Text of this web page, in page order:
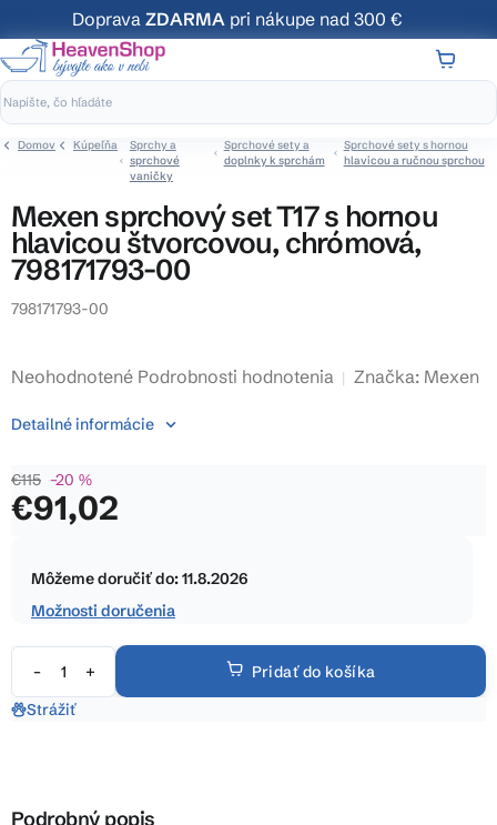
na
obsah
Doprava ZDARMA pri nákupe nad 300 €
Domov Kúpeľňa
Sprchy a
sprchové
vaničky
Sprchové sety a
doplnky k sprchám
Sprchové sety s hornou
hlavicou a ručnou sprchou
Mexen sprchový set T17 s hornou
hlavicou štvorcovou, chrómová,
798171793-00
798171793-00
Priemerné
produktu
0,0
z
Neohodnotené Podrobnosti hodnotenia Značka: Mexen
€115 –20 %
€91,02
cena:
Môžeme doručiť do:11.8.2026
Možnosti doručenia
Pridať do košíka
Detailné informácie
Strážiť
Podrobný popis